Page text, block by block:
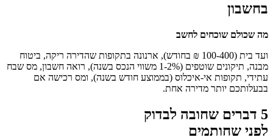
בחשבון
מה שכולם שוכחים לחשב
ועד בית (100-400 ₪ בחודש), ארנונה בתקופות שהדירה ריקה, ביטוח
מבנה, תיקונים שוטפים (1-2% משווי הנכס בשנה), רואה חשבון, מס שבח
עתידי, תקופות אי-איכלוס (בממוצע חודש בשנה), ומס רכישה אם
בבעלותכם יותר מדירה אחת.
5 דברים שחובה לבדוק
לפני שחותמים